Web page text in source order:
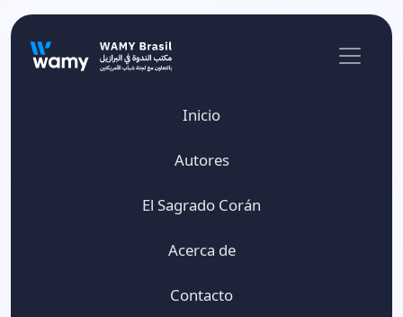
Inicio
Autores
El Sagrado Corán
Acerca de
Contacto